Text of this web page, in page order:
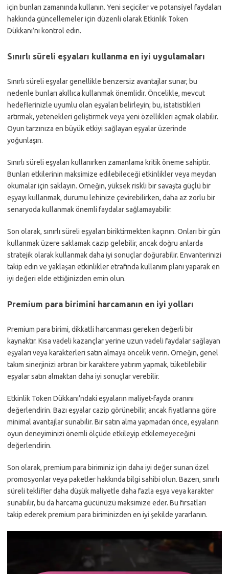
için bunları zamanında kullanın. Yeni seçiciler ve potansiyel faydaları
hakkında güncellemeler için düzenli olarak Etkinlik Token
Dükkanı’nı kontrol edin.
Sınırlı süreli eşyaları kullanma en iyi uygulamaları
Sınırlı süreli eşyalar genellikle benzersiz avantajlar sunar, bu
nedenle bunları akıllıca kullanmak önemlidir. Öncelikle, mevcut
hedeflerinizle uyumlu olan eşyaları belirleyin; bu, istatistikleri
artırmak, yetenekleri geliştirmek veya yeni özellikleri açmak olabilir.
Oyun tarzınıza en büyük etkiyi sağlayan eşyalar üzerinde
yoğunlaşın.
Sınırlı süreli eşyaları kullanırken zamanlama kritik öneme sahiptir.
Bunları etkilerinin maksimize edilebileceği etkinlikler veya meydan
okumalar için saklayın. Örneğin, yüksek riskli bir savaşta güçlü bir
eşyayı kullanmak, durumu lehinize çevirebilirken, daha az zorlu bir
senaryoda kullanmak önemli faydalar sağlamayabilir.
Son olarak, sınırlı süreli eşyaları biriktirmekten kaçının. Onları bir gün
kullanmak üzere saklamak cazip gelebilir, ancak doğru anlarda
stratejik olarak kullanmak daha iyi sonuçlar doğurabilir. Envanterinizi
takip edin ve yaklaşan etkinlikler etrafında kullanım planı yaparak en
iyi değeri elde ettiğinizden emin olun.
Premium para birimini harcamanın en iyi yolları
Premium para birimi, dikkatli harcanması gereken değerli bir
kaynaktır. Kısa vadeli kazançlar yerine uzun vadeli faydalar sağlayan
eşyaları veya karakterleri satın almaya öncelik verin. Örneğin, genel
takım sinerjinizi artıran bir karaktere yatırım yapmak, tüketilebilir
eşyalar satın almaktan daha iyi sonuçlar verebilir.
Etkinlik Token Dükkanı’ndaki eşyaların maliyet-fayda oranını
değerlendirin. Bazı eşyalar cazip görünebilir, ancak fiyatlarına göre
minimal avantajlar sunabilir. Bir satın alma yapmadan önce, eşyaların
oyun deneyiminizi önemli ölçüde etkileyip etkilemeyeceğini
değerlendirin.
Son olarak, premium para biriminiz için daha iyi değer sunan özel
promosyonlar veya paketler hakkında bilgi sahibi olun. Bazen, sınırlı
süreli teklifler daha düşük maliyetle daha fazla eşya veya karakter
sunabilir, bu da harcama gücünüzü maksimize eder. Bu fırsatları
takip ederek premium para biriminizden en iyi şekilde yararlanın.